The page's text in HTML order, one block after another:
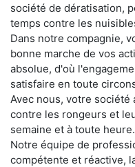
société de dératisation,
temps contre les
Dans notre compagnie,
bonne marche de vos
absolue, d'où
satisfaire en toute
Avec nous, votre
contre les rongeurs et
semaine et à toute heure.
Notre équipe de
compétente et réactive,